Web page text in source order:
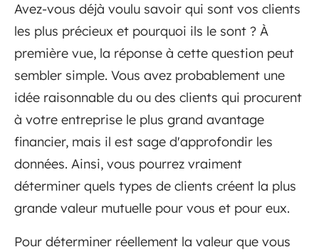
Avez-vous déjà voulu savoir qui sont vos clients
les plus précieux et pourquoi ils le sont ? À
première vue, la réponse à cette question peut
sembler simple. Vous avez probablement une
idée raisonnable du ou des clients qui procurent
à votre entreprise le plus grand avantage
financier, mais il est sage d'approfondir les
données. Ainsi, vous pourrez vraiment
déterminer quels types de clients créent la plus
grande valeur mutuelle pour vous et pour eux.
Pour déterminer réellement la valeur que vous